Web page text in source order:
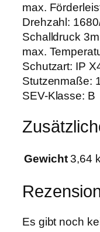
e
n
t
i
l
a
t
r
0
/
5
0
max.
Drehzahl:
Schalldruck
max.
Schutzart: IP
Stutzenmaße:
SEV-Klasse: B
Gewicht 3,64
Es gibt noch